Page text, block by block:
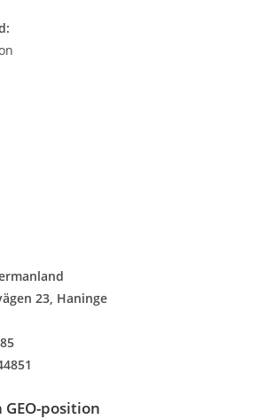
23, Haninge
position